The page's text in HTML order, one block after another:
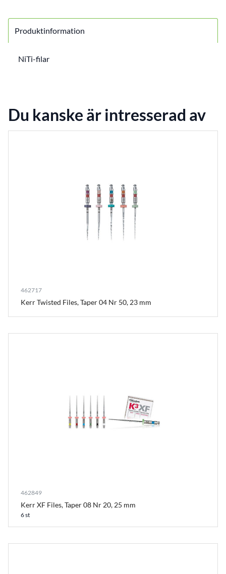
Produktinformation
NiTi-filar
Du kanske är intresserad av
462717
Kerr Twisted Files, Taper 04 Nr 50, 23 mm
462849
Kerr XF Files, Taper 08 Nr 20, 25 mm
6 st